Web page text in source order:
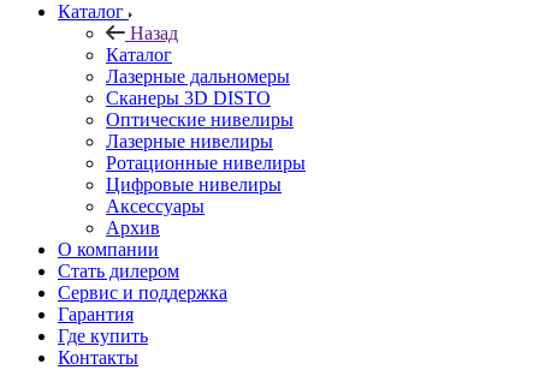
Каталог
Назад
Каталог
Лазерные дальномеры
Сканеры 3D DISTO
Оптические нивелиры
Лазерные нивелиры
Ротационные нивелиры
Цифровые нивелиры
Аксессуары
Архив
О компании
Стать дилером
Сервис и поддержка
Гарантия
Где купить
Контакты